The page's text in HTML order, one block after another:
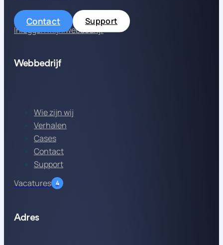
Contact
Support
Inloggen mijn.webbedrijf
Webbedrijf
Wie zijn wij
Verhalen
Cases
Contact
Support
Vacatures 4
Adres